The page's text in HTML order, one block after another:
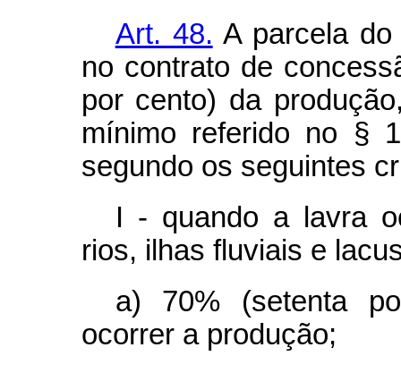
Art. 48. A parcela
no contrato de
por cento) da
mínimo referido no §
segundo os seguintes
I - quando a lavra
rios, ilhas fluviais e
a) 70% (setenta
ocorrer a produção;